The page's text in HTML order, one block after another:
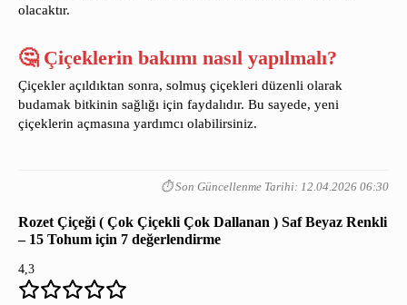
olacaktır.
🤔 Çiçeklerin bakımı nasıl yapılmalı?
Çiçekler açıldıktan sonra, solmuş çiçekleri düzenli olarak
budamak bitkinin sağlığı için faydalıdır. Bu sayede, yeni
çiçeklerin açmasına yardımcı olabilirsiniz.
⏱️ Son Güncellenme Tarihi: 12.04.2026 06:30
Rozet Çiçeği ( Çok Çiçekli Çok Dallanan ) Saf Beyaz Renkli
– 15 Tohum için 7 değerlendirme
4,3